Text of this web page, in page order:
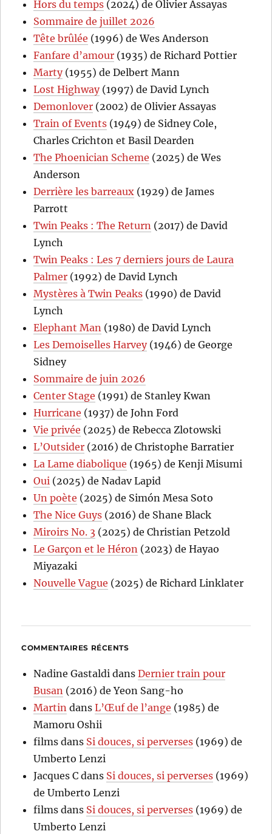
Hors du temps (2024) de Olivier Assayas
Sommaire de juillet 2026
Tête brûlée (1996) de Wes Anderson
Fanfare d’amour (1935) de Richard Pottier
Marty(1955) de Delbert Mann
Lost Highway(1997) de David Lynch
Demonlover (2002) de Olivier Assayas
Train of Events (1949) de Sidney Cole,
Charles Crichton et Basil Dearden
The Phoenician Scheme (2025) de Wes
Anderson
Derrière les barreaux (1929) de James
Parrott
Twin Peaks : The Return (2017) de David
Lynch
Twin Peaks : Les 7 derniers jours de Laura
Palmer (1992) de David Lynch
Mystères à Twin Peaks (1990) de David
Lynch
Elephant Man (1980) de David Lynch
Les Demoiselles Harvey(1946) de George
Sidney
Sommaire de juin 2026
Center Stage (1991) de Stanley Kwan
Hurricane (1937) de John Ford
Vie privée (2025) de Rebecca Zlotowski
L’Outsider (2016) de Christophe Barratier
La Lame diabolique (1965) de Kenji Misumi
Oui (2025) de Nadav Lapid
Un poète (2025) de Simón Mesa Soto
The Nice Guys (2016) de Shane Black
Miroirs No. 3 (2025) de Christian Petzold
Le Garçon et le Héron (2023) de Hayao
Miyazaki
Nouvelle Vague (2025) de Richard Linklater
COMMENTAIRES RÉCENTS
Nadine Gastaldi dansDernier train pour
Busan (2016) de Yeon Sang-ho
Martin dansL’Œuf de l’ange (1985) de
Mamoru Oshii
films dans Si douces, si perverses (1969) de
Umberto Lenzi
Jacques C dans Si douces, si perverses (1969)
de Umberto Lenzi
films dans Si douces, si perverses (1969) de
Umberto Lenzi